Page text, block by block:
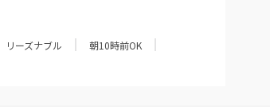
リーズナブル
朝10時前OK